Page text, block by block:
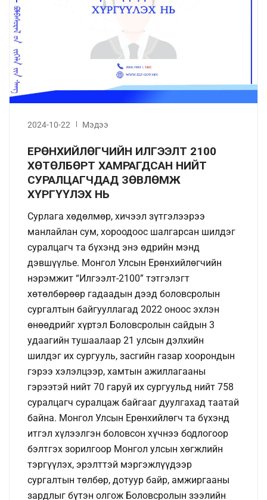
2024-10-22 Мэдээ
ЕРӨНХИЙЛӨГЧИЙН ИЛГЭЭЛТ 2100
ХӨТӨЛБӨРТ ХАМРАГДСАН НИЙТ
СУРАЛЦАГЧДАД ЗӨВЛӨМЖ
ХҮРГҮҮЛЭХ НЬ
Сурлага хөдөлмөр, хичээл зүтгэлээрээ
манлайлан сум, хороодоос шалгарсан шилдэг
суралцагч та бүхэнд энэ өдрийн мэнд
дэвшүүлье. Монгол Улсын Ерөнхийлөгчийн
нэрэмжит “Илгээлт-2100” тэтгэлэгт
хөтөлбөрөөр гадаадын дээд боловсролын
сургалтын байгууллагад 2022 оноос эхлэн
өнөөдрийг хүртэл Боловсролын сайдын 3
удаагийн тушаалаар 21 улсын дэлхийн
шилдэг их сургууль, засгийн газар хоорондын
гэрээ хэлэлцээр, хамтын ажиллагааны
гэрээтэй нийт 70 гаруй их сургуульд нийт 758
суралцагч суралцаж байгааг дуулгахад таатай
байна. Монгол Улсын Ерөнхийлөгч та бүхэнд
итгэл хүлээлгэн боловсон хүчнээ бодлогоор
бэлтгэх зорилгоор Монгол улсын хөгжлийн
тэргүүлэх, эрэлттэй мэргэжлүүдээр
сургалтын төлбөр, дотуур байр, амжиргааны
зардлыг бүтэн олгож Боловсролын зээлийн